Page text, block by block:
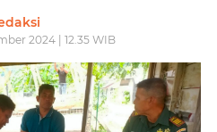
2024 | 12.35 WIB